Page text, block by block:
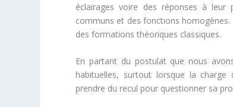
éclairages voire des réponses à leur
communs et des fonctions homogènes.
des formations théoriques classiques.
En partant du postulat que nous
habituelles, surtout lorsque la
prendre du recul pour questionner sa